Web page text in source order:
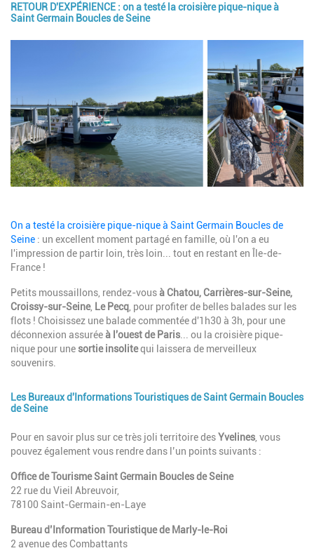
RETOUR D'EXPÉRIENCE : on a testé la croisière pique-nique à
Saint Germain Boucles de Seine
Description
On a testé la croisière pique-nique à Saint Germain Boucles de
Seine : un excellent moment partagé en famille, où l'on a eu
l'impression de partir loin, très loin... tout en restant en Île-de-
France !
Petits moussaillons, rendez-vousà Chatou, Carrières-sur-Seine,
Croissy-sur-Seine, Le Pecq , pour profiter de belles balades sur les
flots ! Choisissez une balade commentée d'1h30 à 3h, pour une
déconnexion assuréeà l'ouest de Paris ... ou la croisière pique-
nique pour unesortie insolitequi laissera de merveilleux
souvenirs.
Les Bureaux d'Informations Touristiques de Saint Germain Boucles
de Seine
Description
Pour en savoir plus sur ce très joli territoire desYvelines , vous
pouvez également vous rendre dans l’un points suivants :
Office de Tourisme Saint Germain Boucles de Seine
22 rue du Vieil Abreuvoir,
78100 Saint-Germain-en-Laye
Bureau d’Information Touristique de Marly-le-Roi
2 avenue des Combattants